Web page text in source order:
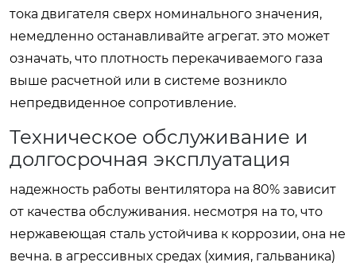
тока двигателя сверх номинального значения,
немедленно останавливайте агрегат. это может
означать, что плотность перекачиваемого газа
выше расчетной или в системе возникло
непредвиденное сопротивление.
Техническое обслуживание и
долгосрочная эксплуатация
надежность работы вентилятора на 80% зависит
от качества обслуживания. несмотря на то, что
нержавеющая сталь устойчива к коррозии, она не
вечна. в агрессивных средах (химия, гальваника)